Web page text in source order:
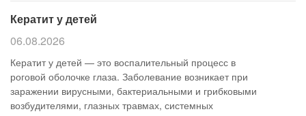
Кератит у детей
06.08.2026
Кератит у детей — это воспалительный процесс в
роговой оболочке глаза. Заболевание возникает при
заражении вирусными, бактериальными и грибковыми
возбудителями, глазных травмах, системных